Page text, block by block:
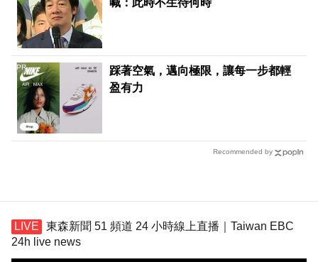
喊：此時不生待何時
踩著空氣，邁向極限，讓每一步都輕
盈有力
PR
Recommended by
東森新聞 51 頻道 24 小時線上直播｜Taiwan EBC
24h live news